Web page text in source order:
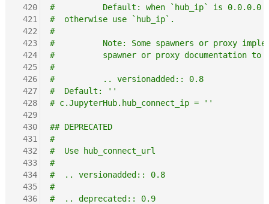
420
421
422
423
424
425
426
427
428
429
430
431
432
433
434
435
436
#          Default: when `hub_ip` is 0.0.0.0
#  otherwise use `hub_ip`.
#
#          Note: Some spawners or proxy
#          spawner or proxy documentation to
#
#          .. versionadded:: 0.8
#  Default: ''
# c.JupyterHub.hub_connect_ip = ''
## DEPRECATED
#
#  Use hub_connect_url
#
#  .. versionadded:: 0.8
#
#  .. deprecated:: 0.9